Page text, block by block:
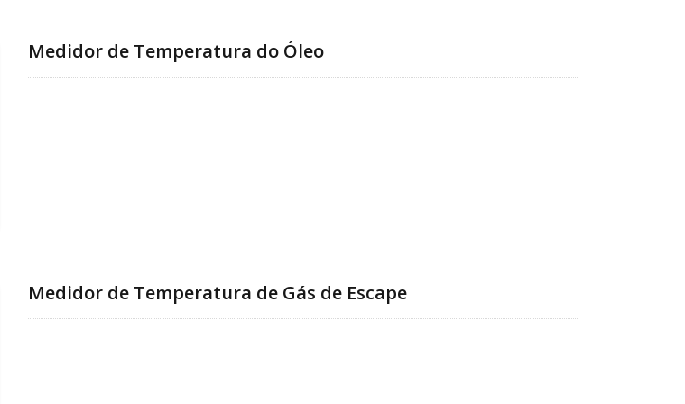
Medidor de Temperatura do Óleo
Medidor de Temperatura de Gás de Escape